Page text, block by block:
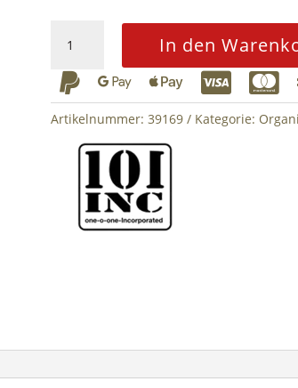
Weekender
Bag
80L
3in1
In den
    
Artikelnummer: 39169 Kategorie: